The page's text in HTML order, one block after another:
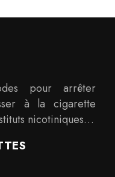
pour arrêter
à la cigarette
nicotiniques…